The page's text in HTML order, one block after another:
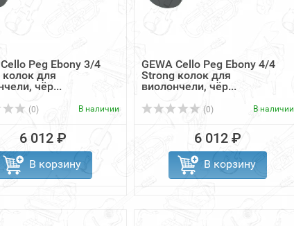
Peg Ebony 3/4
для
чёр...
(0) В наличии
6 012 ₽
В корзину
GEWA Cello Peg Ebony 4/4
Strong колок для
виолончели, чёр...
(0) В наличии
6 012 ₽
В корзину